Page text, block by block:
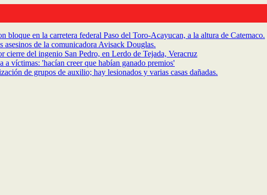
bloque en la carretera federal Paso del Toro-Acayucan, a la altura de Catemaco.
de la comunicadora Avisack Douglas.
cierre del ingenio San Pedro, en Lerdo de Tejada, Veracruz
a víctimas: 'hacían creer que habían ganado premios'
de grupos de auxilio; hay lesionados y varias casas dañadas.